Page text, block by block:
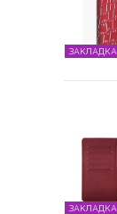
ЗАКЛАДКА
ЗАКЛАДКА